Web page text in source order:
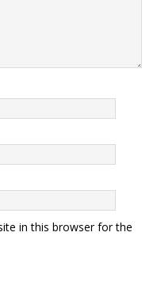
in this browser for the